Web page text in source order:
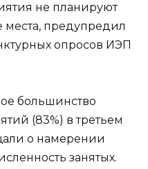
не планируют
места, предупредил
опросов ИЭП
большинство
(83%) в третьем
о намерении
занятых.